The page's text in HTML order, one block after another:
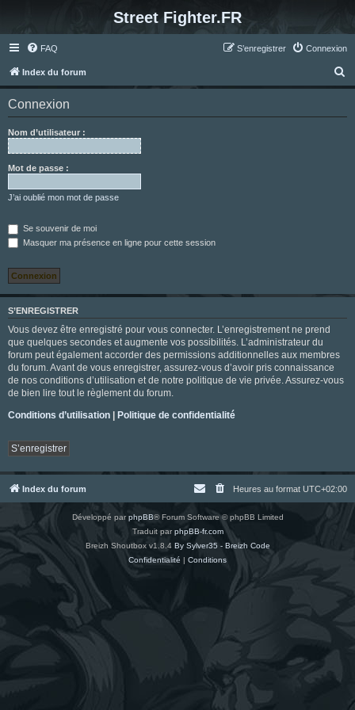
Street Fighter.FR
FAQ Connexion
S’enregistrer
Index du forum
e
Connexion
Nom d’utilisateur :
Mot de passe :
J’ai oublié mon mot de passe
Se souvenir de moi
Masquer ma présence en ligne pour cette session
S’ENREGISTRER
Vous devez être enregistré pour vous connecter. L’enregistrement ne prend
que quelques secondes et augmente vos possibilités. L’administrateur du
forum peut également accorder des permissions additionnelles aux membres
du forum. Avant de vous enregistrer, assurez-vous d’avoir pris connaissance
de nos conditions d’utilisation et de notre politique de vie privée. Assurez-vous
de bien lire tout le règlement du forum.
Conditions d’utilisation | Politique de confidentialité
S’enregistrer
Index du forum Heures au format UTC+02:00
Développé parphpBB® Forum Software © phpBB Limited
Traduit parphpBB-fr.com
Breizh Shoutbox v1.8.4 By Sylver35 - Breizh Code
Confidentialité | Conditions